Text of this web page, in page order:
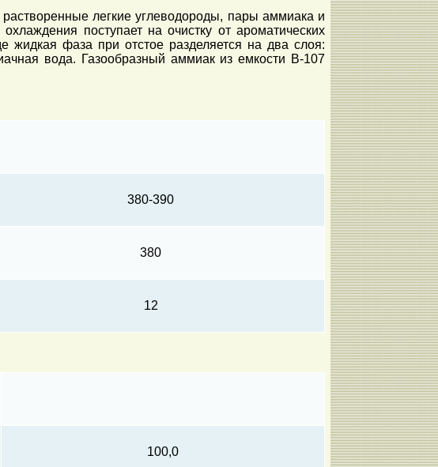
легкие углеводороды, пары аммиака и
поступает на очистку от ароматических
жидкая фаза при отстое разделяется на два слоя:
вода. Газообразный аммиак из емкости В-107
380-390
380
12
100,0